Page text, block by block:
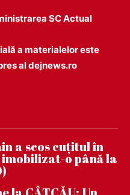
SC Actual
a materialelor este
al dejnews.ro
a scos cuțitul în
o până la